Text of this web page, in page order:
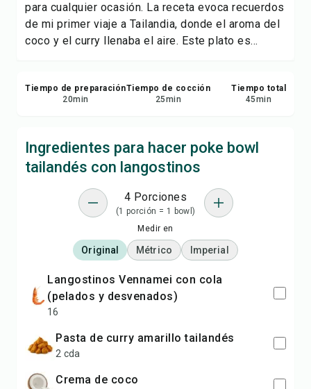
para cualquier ocasión. La receta evoca recuerdos
de mi primer viaje a Tailandia, donde el aroma del
coco y el curry llenaba el aire. Este plato es...
Tiempo de preparación
20min
Tiempo de cocción
25min
Tiempo total
45min
Ingredientes para hacer poke bowl
tailandés con langostinos
4 Porciones
(1 porción = 1 bowl)
Medir en
Original Métrico Imperial
langostinos Vennamei con cola
(pelados y desvenados)
16
pasta de curry amarillo tailandés
2 cda
crema de coco